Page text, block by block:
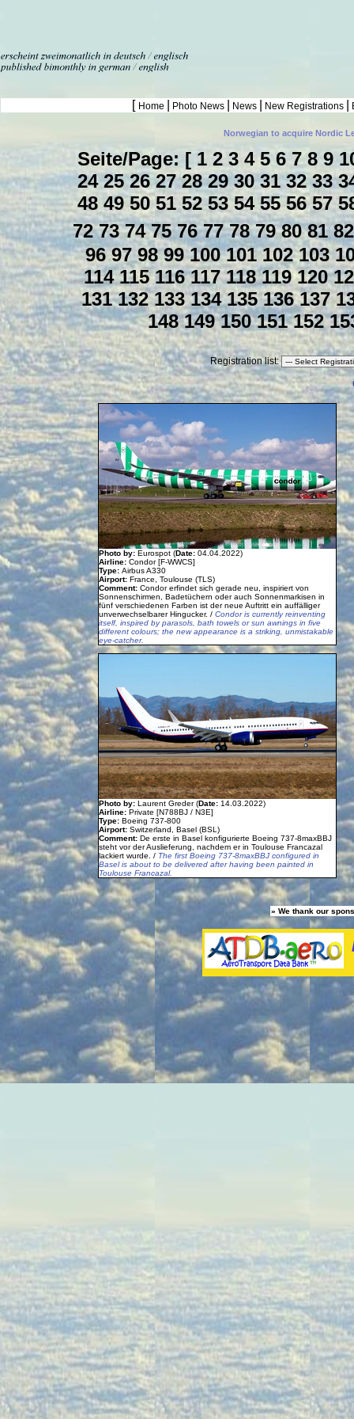
[ Home Photo News News New Registrations
Norwegian to acquire Nordic
Seite/Page: [1 2 3 4 5 6 78 9
24252627282930313233
48 495051 525354555657
72737475767778798081
9697 9899100101102103
114115116117118119120
131132133134135136137
148149150151152
Registration list:
Photo by: Eurospot (Date: 04.04.2022)
Airline: Condor [F-WWCS]
Type: Airbus A330
Airport: France, Toulouse (TLS)
Comment: Condor erfindet sich gerade neu, inspiriert von
Sonnenschirmen, Badetüchern oder auch Sonnenmarkisen in
fünf verschiedenen Farben ist der neue Auftritt ein auffälliger
unverwechselbarer Hingucker. / Condor is currently reinventing
itself, inspired by parasols, bath towels or sun awnings in five
different colours; the new appearance is a striking, unmistakable
eye-catcher.
Photo by: Laurent Greder (Date: 14.03.2022)
Airline: Private [N788BJ / N3E]
Type: Boeing 737-800
Airport: Switzerland, Basel (BSL)
Comment: De erste in Basel konfigurierte Boeing 737-8maxBBJ
steht vor der Auslieferung, nachdem er in Toulouse Francazal
lackiert wurde. / The first Boeing 737-8maxBBJ configured in
Basel is about to be delivered after having been painted in
Toulouse Francazal.
» We thank our